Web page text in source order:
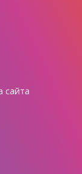
сайта